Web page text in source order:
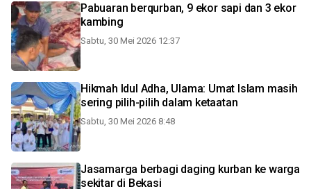
Pabuaran berqurban, 9 ekor sapi dan 3 ekor
kambing
Sabtu, 30 Mei 2026 12:37
Hikmah Idul Adha, Ulama: Umat Islam masih
sering pilih-pilih dalam ketaatan
Sabtu, 30 Mei 2026 8:48
Jasamarga berbagi daging kurban ke warga
sekitar di Bekasi